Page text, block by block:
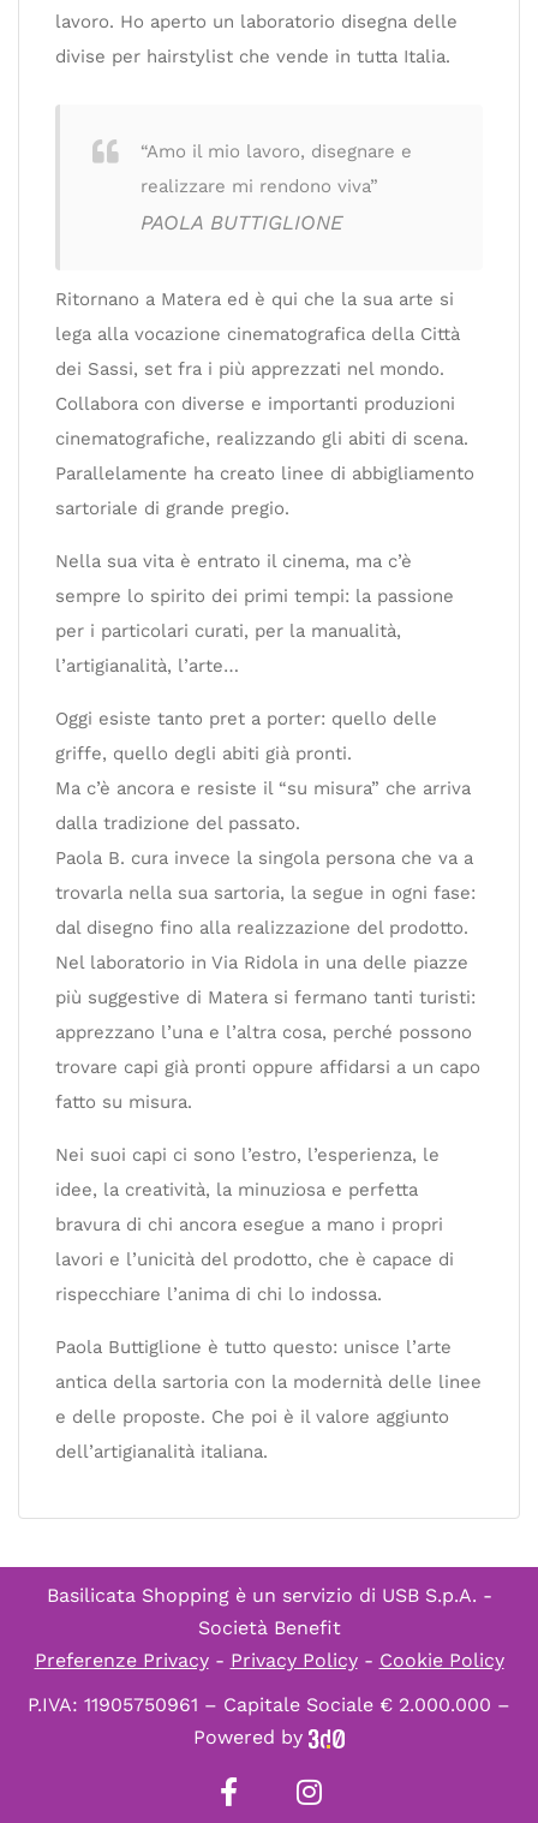
lavoro. Ho aperto un laboratorio disegna delle
divise per hairstylist che vende in tutta Italia.
“Amo il mio lavoro, disegnare e
realizzare mi rendono viva”
PAOLA BUTTIGLIONE
Ritornano a Matera ed è qui che la sua arte si
lega alla vocazione cinematografica della Città
dei Sassi, set fra i più apprezzati nel mondo.
Collabora con diverse e importanti produzioni
cinematografiche, realizzando gli abiti di scena.
Parallelamente ha creato linee di abbigliamento
sartoriale di grande pregio.
Nella sua vita è entrato il cinema, ma c’è
sempre lo spirito dei primi tempi: la passione
per i particolari curati, per la manualità,
l’artigianalità, l’arte…
Oggi esiste tanto pret a porter: quello delle
griffe, quello degli abiti già pronti.
Ma c’è ancora e resiste il “su misura” che arriva
dalla tradizione del passato.
Paola B. cura invece la singola persona che va a
trovarla nella sua sartoria, la segue in ogni fase:
dal disegno fino alla realizzazione del prodotto.
Nel laboratorio in Via Ridola in una delle piazze
più suggestive di Matera si fermano tanti turisti:
apprezzano l’una e l’altra cosa, perché possono
trovare capi già pronti oppure affidarsi a un capo
fatto su misura.
Nei suoi capi ci sono l’estro, l’esperienza, le
idee, la creatività, la minuziosa e perfetta
bravura di chi ancora esegue a mano i propri
lavori e l’unicità del prodotto, che è capace di
rispecchiare l’anima di chi lo indossa.
Paola Buttiglione è tutto questo: unisce l’arte
antica della sartoria con la modernità delle linee
e delle proposte. Che poi è il valore aggiunto
dell’artigianalità italiana.
Basilicata Shopping è un servizio di USB S.p.A. -
Società Benefit
Preferenze Privacy- Privacy Policy- Cookie Policy
P.IVA: 11905750961 – Capitale Sociale € 2.000.000 –
Powered by